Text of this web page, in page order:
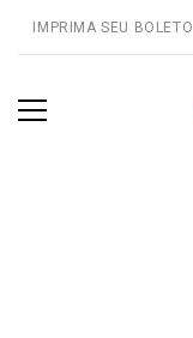
IMPRIMA SEU BOLETO